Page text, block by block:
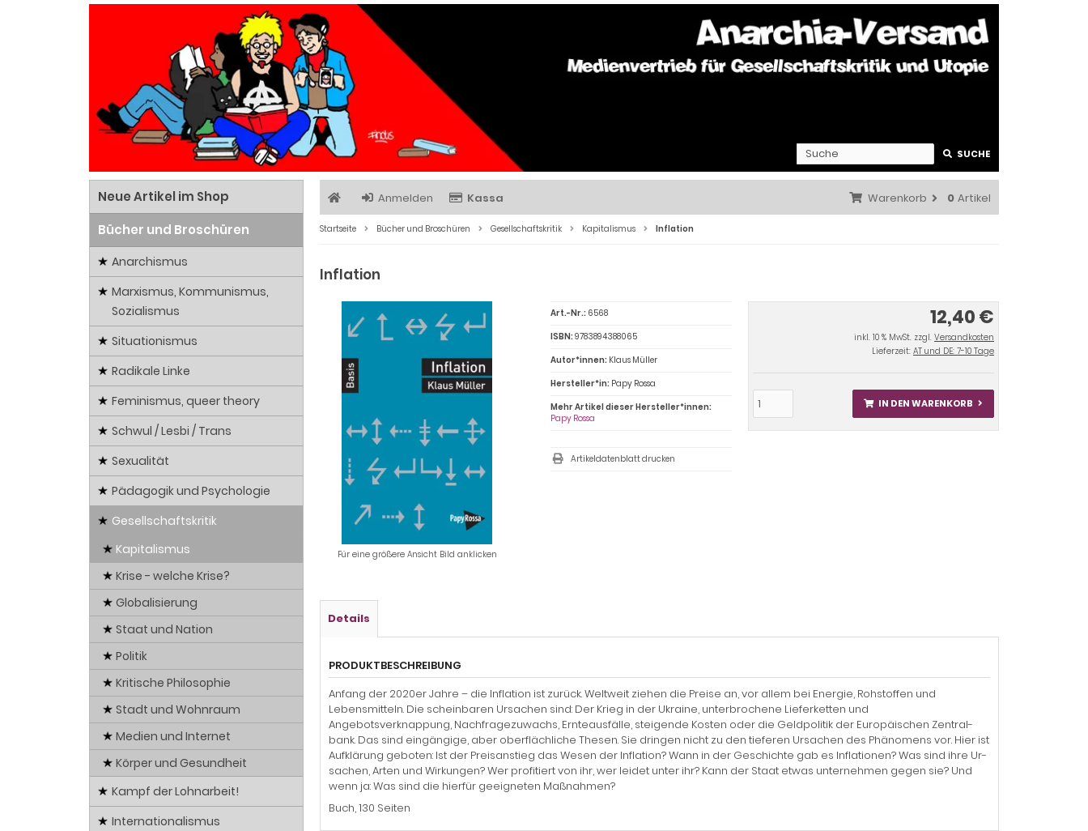
SUCHE
Anmelden Kassa Warenkorb 0 Artikel
Startseite Bücher und Broschüren Gesellschaftskritik Kapitalismus Inflation
Inflation
Für eine größere Ansicht Bild anklicken
12,40 €
inkl. 10 % MwSt. zzgl. Versandkosten
Lieferzeit: AT und DE: 7-10 Tage
IN DEN WARENKORB
Art.-Nr.: 6568
ISBN:9783894388065
Autor*innen: Klaus Müller
Hersteller*in: Papy Rossa
Mehr Artikel dieser Hersteller*innen:
Papy Rossa
Artikeldatenblatt drucken
Details
PRODUKTBESCHREIBUNG
Anfang der 2020er Jahre – die Inflation ist zurück. Weltweit ziehen die Preise an, vor allem bei Energie, Rohstoffen und
Lebensmitteln. Die schein­baren Ursachen sind: Der Krieg in der Ukraine, unter­brochene Lieferketten und
Angebotsverknappung, Nachfragezuwachs, Ernteausfälle, steigende Kosten oder die Geldpolitik der Europäischen Zentral­
bank. Das sind eingängige, aber oberflächliche Thesen. Sie dringen nicht zu den tieferen Ursachen des Phäno­mens vor. Hier ist
Aufklärung geboten: Ist der Preisanstieg das Wesen der Inflation? Wann in der Geschichte gab es Inflationen? Was sind ihre Ur­
sachen, Arten und Wirkungen? Wer profitiert von ihr, wer leidet unter ihr? Kann der Staat etwas unternehmen gegen sie? Und
wenn ja: Was sind die hierfür geeigneten Maßnahmen?
Buch, 130 Seiten
Neue Artikel im Shop
Bücher und Broschüren
Anarchismus
Marxismus, Kommunismus,
Sozialismus
Situationismus
Radikale Linke
Feminismus, queer theory
Schwul / Lesbi / Trans
Sexualität
Pädagogik und Psychologie
Gesellschaftskritik
Kapitalismus
Krise - welche Krise?
Globalisierung
Staat und Nation
Politik
Kritische Philosophie
Stadt und Wohnraum
Medien und Internet
Körper und Gesundheit
Kampf der Lohnarbeit!
Internationalismus